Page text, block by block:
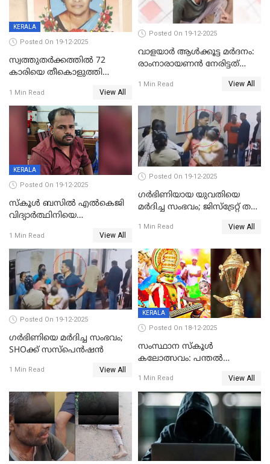
KERALA
Posted On 19-12-2025
സ്വത്തുതര്‍ക്കത്തില്‍ 72
കാരിയെ തീകൊളുത്തി
ക്രൂരകൊലപാതകത്തില്‍
സഹോദരിപുത്രന് ജീവപര്യന്തം
1 Min Read View All
Posted On 19-12-2025
വാളയാർ ആൾക്കൂട്ട മർദനം:
രാംനാരായണൻ നേരിട്ടത്
നാൽപ്പതിലേറെ
റിപ്പോർട്ട്
1 Min Read View All
KERALA
Posted On 19-12-2025
സ്കൂൾ ബസിൽ എൽകെജി
വിദ്യാര്‍ത്ഥിനിയെ
ക്ലീനര്‍ പിടിയിൽ
1 Min Read View All
Posted On 19-12-2025
ഗര്‍ഭിണിയായ യുവതിയെ
മര്‍ദിച്ച സംഭവം; ജിസ്‌ട്രേറ്റ് തല
യുവതി
1 Min Read View All
Posted On 19-12-2025
ഗര്‍ഭിണിയെ മർദിച്ച സംഭവം;
SHOക്ക് സസ്പെൻഷൻ
1 Min Read View All
KERALA
Posted On 18-12-2025
സംസ്ഥാന സ്കൂൾ
കലോത്സവം: പന്തൽ
1 Min Read View All